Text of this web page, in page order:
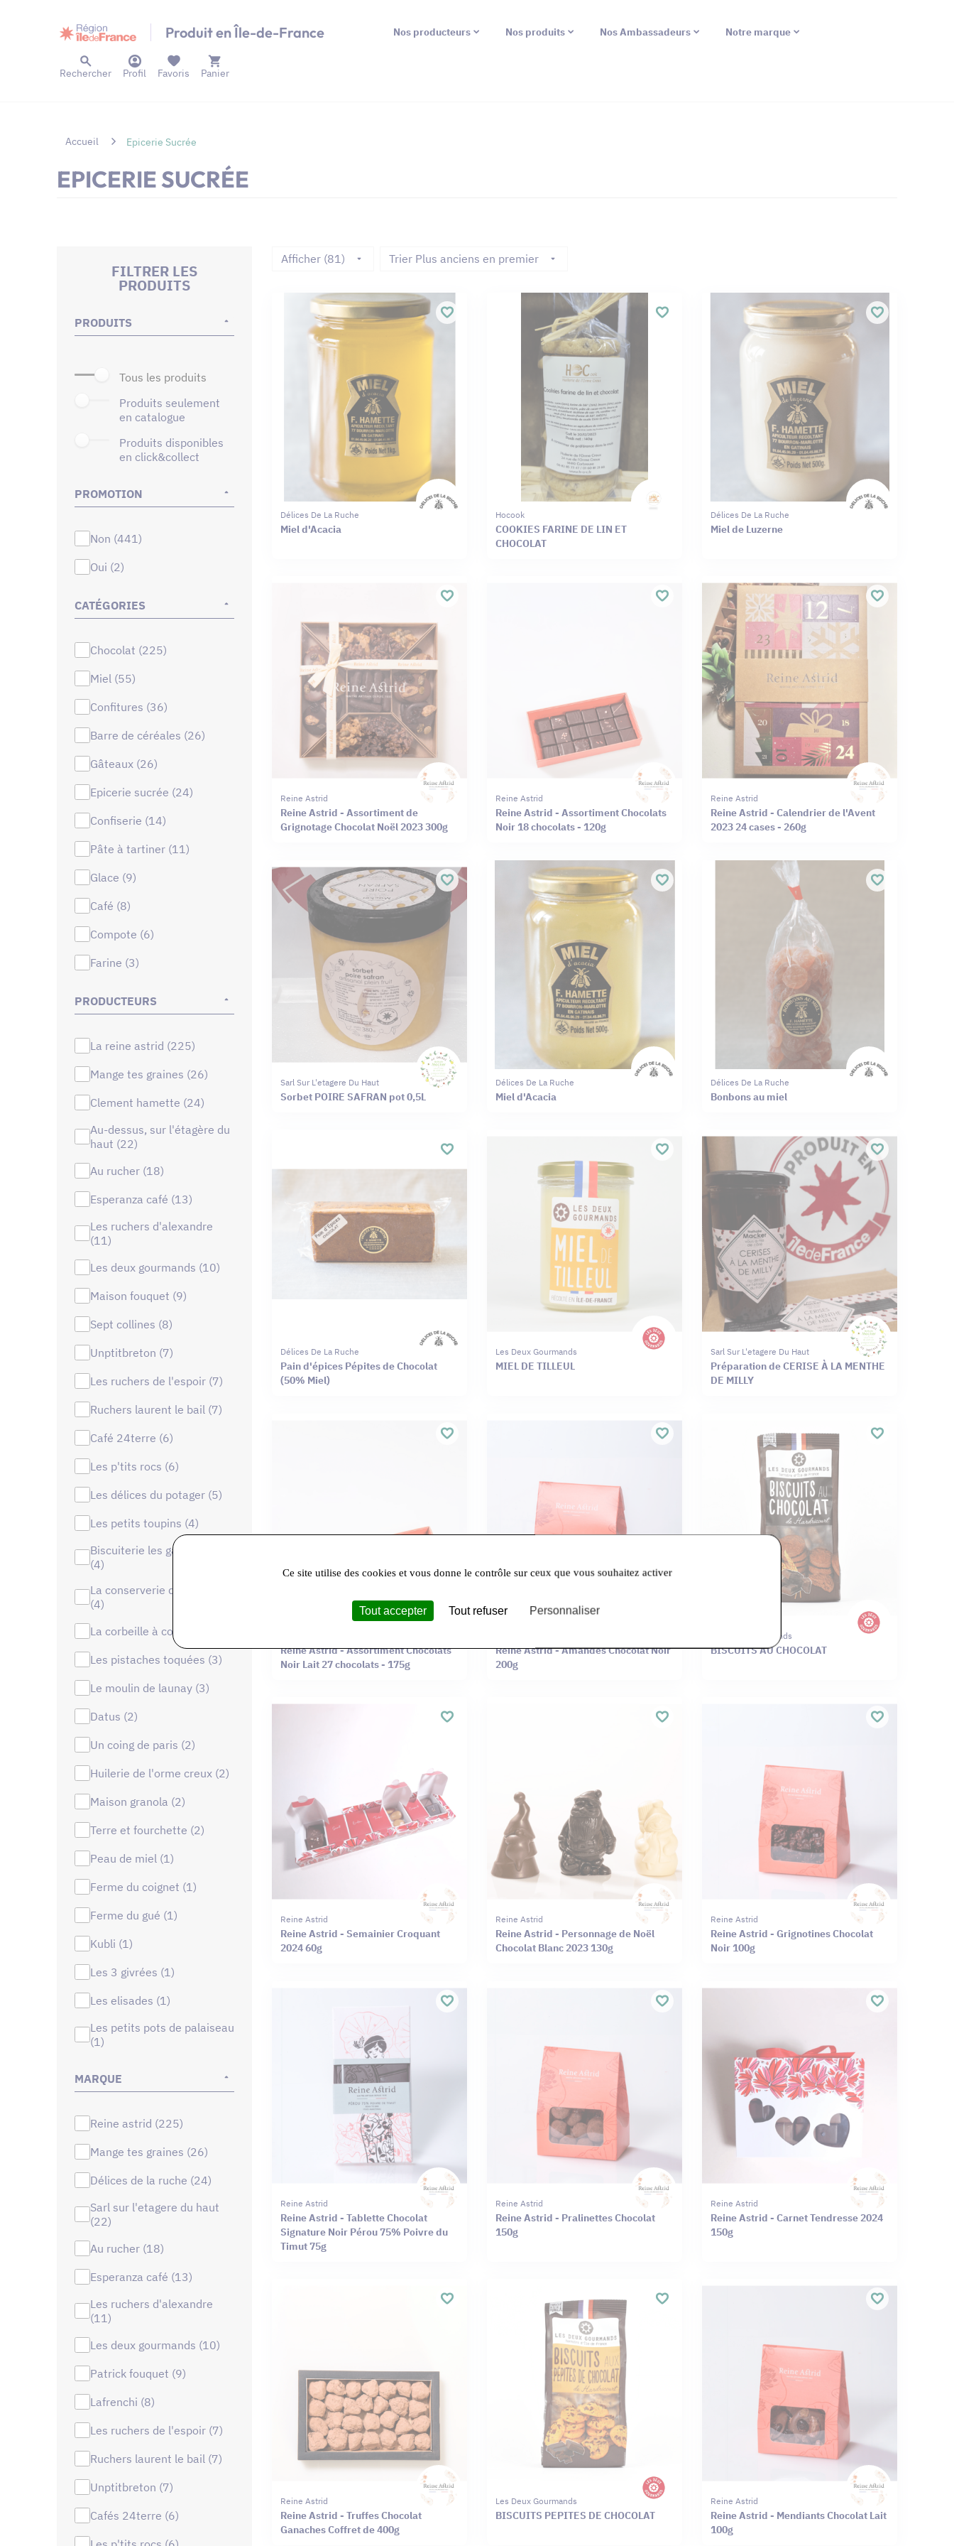
Produit en Île-de-France Nos producteurs Nos produits Nos Ambassadeurs Notre marque
Rechercher Profil Panier
Favoris
Accueil Epicerie Sucrée
EPICERIE SUCRÉE
FILTRER LES
PRODUITS
PRODUITS
tous les produits
produits seulement
en catalogue
produits disponibles
en click&collect
PROMOTION
non (441)
oui (2)
CATÉGORIES
chocolat (225)
miel (55)
confitures (36)
barre de céréales (26)
gâteaux (26)
epicerie sucrée (24)
confiserie (14)
pâte à tartiner (11)
glace (9)
café (8)
compote (6)
farine (3)
PRODUCTEURS
la reine astrid (225)
mange tes graines (26)
clement hamette (24)
au-dessus, sur l'étagère du
haut (22)
au rucher (18)
esperanza café (13)
les ruchers d'alexandre
(11)
les deux gourmands (10)
maison fouquet (9)
sept collines (8)
unptitbreton (7)
les ruchers de l'espoir (7)
ruchers laurent le bail (7)
café 24terre (6)
les p'tits rocs (6)
les délices du potager (5)
les petits toupins (4)
biscuiterie les gavroches
(4)
la conserverie de la forêt
(4)
la corbeille à confitures (4)
les pistaches toquées (3)
le moulin de launay (3)
datus (2)
un coing de paris (2)
huilerie de l'orme creux (2)
maison granola (2)
terre et fourchette (2)
peau de miel (1)
ferme du coignet (1)
ferme du gué (1)
kubli (1)
les 3 givrées (1)
les elisades (1)
les petits pots de palaiseau
(1)
MARQUE
reine astrid (225)
mange tes graines (26)
délices de la ruche (24)
sarl sur l'etagere du haut
(22)
au rucher (18)
esperanza café (13)
les ruchers d'alexandre
(11)
les deux gourmands (10)
patrick fouquet (9)
lafrenchi (8)
les ruchers de l'espoir (7)
ruchers laurent le bail (7)
unptitbreton (7)
cafés 24terre (6)
Afficher (81) Trier Plus anciens en premier
Délices De La Ruche
Miel d'Acacia
Hocook
COOKIES FARINE DE LIN ET
CHOCOLAT
Délices De La Ruche
Miel de Luzerne
Reine Astrid
Reine Astrid - Assortiment de
Grignotage Chocolat Noël 2023 300g
Reine Astrid
Reine Astrid - Assortiment Chocolats
Noir 18 chocolats - 120g
Reine Astrid
Reine Astrid - Calendrier de l'Avent
2023 24 cases - 260g
Sarl Sur L'etagere Du Haut
Sorbet POIRE SAFRAN pot 0,5L
Délices De La Ruche
Miel d'Acacia
Délices De La Ruche
Bonbons au miel
Délices De La Ruche
Pain d'épices Pépites de Chocolat
(50% Miel)
Les Deux Gourmands
MIEL DE TILLEUL
Sarl Sur L'etagere Du Haut
Préparation de CERISE À LA MENTHE
DE MILLY
Reine Astrid - Assortiment Chocolats
Noir Lait 27 chocolats - 175g
Reine Astrid - Amandes Chocolat Noir
200g
Les Deux Gourmands
BISCUITS AU CHOCOLAT
Reine Astrid
Reine Astrid - Semainier Croquant
2024 60g
Reine Astrid
Reine Astrid - Personnage de Noël
Chocolat Blanc 2023 130g
Reine Astrid
Reine Astrid - Grignotines Chocolat
Noir 100g
Reine Astrid
Reine Astrid - Tablette Chocolat
Signature Noir Pérou 75% Poivre du
Timut 75g
Reine Astrid
Reine Astrid - Pralinettes Chocolat
150g
Reine Astrid
Reine Astrid - Carnet Tendresse 2024
150g
Reine Astrid
Reine Astrid - Truffes Chocolat
Ganaches Coffret de 400g
Les Deux Gourmands
BISCUITS PEPITES DE CHOCOLAT
Reine Astrid
Reine Astrid - Mendiants Chocolat Lait
100g
Ce site utilise des cookies et vous donne le contrôle sur ceux que vous souhaitez activer
Tout accepter Tout refuser Personnaliser